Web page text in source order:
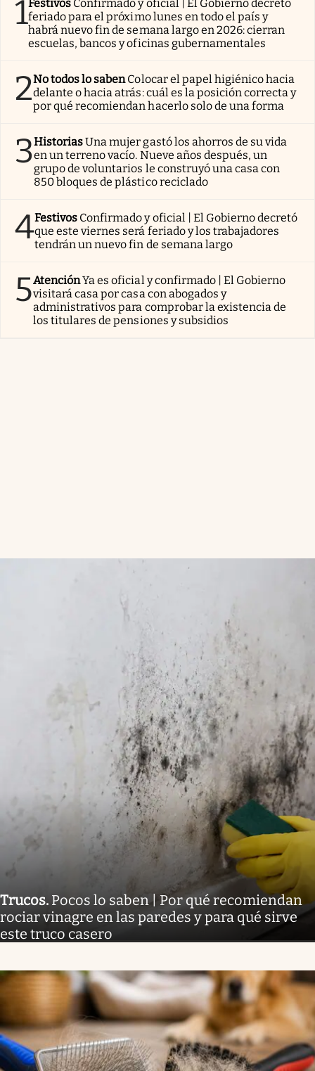
1Festivos Confirmado y oficial | El Gobierno decretó
feriado para el próximo lunes en todo el país y
habrá nuevo fin de semana largo en 2026: cierran
escuelas, bancos y oficinas gubernamentales
2No todos lo sabenColocar el papel higiénico hacia
delante o hacia atrás: cuál es la posición correcta y
por qué recomiendan hacerlo solo de una forma
3HistoriasUna mujer gastó los ahorros de su vida
en un terreno vacío. Nueve años después, un
grupo de voluntarios le construyó una casa con
850 bloques de plástico reciclado
4Festivos Confirmado y oficial | El Gobierno decretó
que este viernes será feriado y los trabajadores
tendrán un nuevo fin de semana largo
5AtenciónYa es oficial y confirmado | El Gobierno
visitará casa por casa con abogados y
administrativos para comprobar la existencia de
los titulares de pensiones y subsidios
Trucos. Pocos lo saben | Por qué recomiendan
rociar vinagre en las paredes y para qué sirve
este truco casero